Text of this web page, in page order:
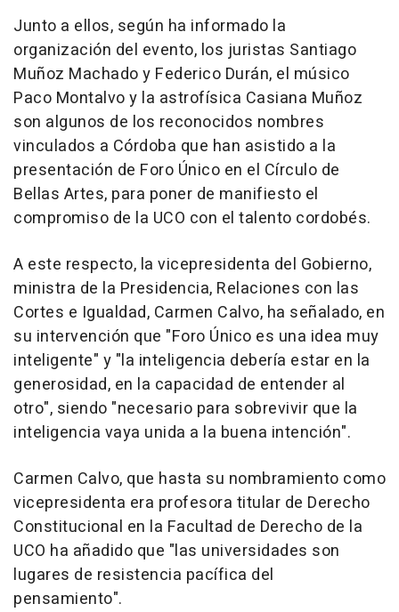
Junto a ellos, según ha informado la
organización del evento, los juristas Santiago
Muñoz Machado y Federico Durán, el músico
Paco Montalvo y la astrofísica Casiana Muñoz
son algunos de los reconocidos nombres
vinculados a Córdoba que han asistido a la
presentación de Foro Único en el Círculo de
Bellas Artes, para poner de manifiesto el
compromiso de la UCO con el talento cordobés.
A este respecto, la vicepresidenta del Gobierno,
ministra de la Presidencia, Relaciones con las
Cortes e Igualdad, Carmen Calvo, ha señalado, en
su intervención que "Foro Único es una idea muy
inteligente" y "la inteligencia debería estar en la
generosidad, en la capacidad de entender al
otro", siendo "necesario para sobrevivir que la
inteligencia vaya unida a la buena intención".
Carmen Calvo, que hasta su nombramiento como
vicepresidenta era profesora titular de Derecho
Constitucional en la Facultad de Derecho de la
UCO ha añadido que "las universidades son
lugares de resistencia pacífica del
pensamiento".